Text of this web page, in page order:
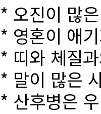
* 오진이 많
* 영혼이 애
* 띠와 체질
* 말이 많은
* 산후병은